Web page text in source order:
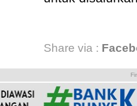
Share via :